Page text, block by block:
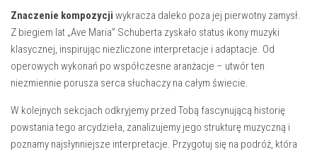
Znaczenie kompozycji wykracza daleko poza jej pierwotny zamysł.
Z biegiem lat „Ave Maria” Schuberta zyskało status ikony muzyki
klasycznej, inspirując niezliczone interpretacje i adaptacje. Od
operowych wykonań po współczesne aranżacje – utwór ten
niezmiennie porusza serca słuchaczy na całym świecie.
W kolejnych sekcjach odkryjemy przed Tobą fascynującą historię
powstania tego arcydzieła, zanalizujemy jego strukturę muzyczną i
poznamy najsłynniejsze interpretacje. Przygotuj się na podróż, która